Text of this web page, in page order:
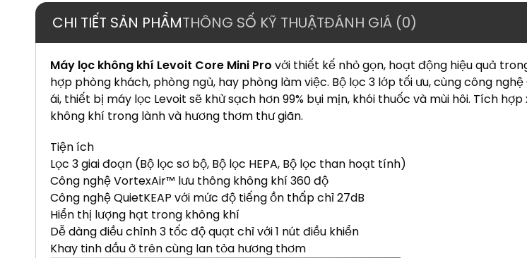
CHI TIẾT SẢN PHẨMTHÔNG SỐ KỸ THUẬTĐÁNH GIÁ (0)
Máy lọc không khí Levoit Core Mini Pro với thiết kế nhỏ gọn, hoạt động hiệu quả
hợp phòng khách, phòng ngủ, hay phòng làm việc. Bộ lọc 3 lớp tối ưu, cùng công
ái, thiết bị máy lọc Levoit sẽ khử sạch hơn 99% bụi mịn, khói thuốc và mùi hôi. Tích
không khí trong lành và hương thơm thư giãn.
Tiện ích
Lọc 3 giai đoạn (Bộ lọc sơ bộ, Bộ lọc HEPA, Bộ lọc than hoạt tính)
Công nghệ VortexAir™ lưu thông không khí 360 độ
Công nghệ QuietKEAP với mức độ tiếng ồn thấp chỉ 27dB
Hiển thị lượng hạt trong không khí
Dễ dàng điều chỉnh 3 tốc độ quạt chỉ với 1 nút điều khiển
Khay tinh dầu ở trên cùng lan tỏa hương thơm